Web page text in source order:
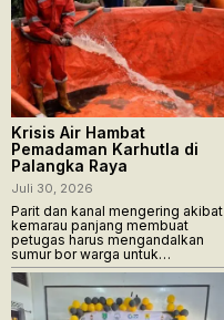
Krisis Air Hambat
Pemadaman Karhutla di
Palangka Raya
Juli 30, 2026
Parit dan kanal mengering akibat
kemarau panjang membuat
petugas harus mengandalkan
sumur bor warga untuk…